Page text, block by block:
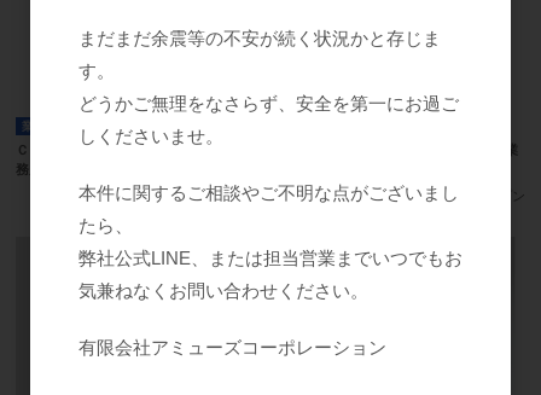
業務用
ＣＢＳ エステラボ キャビジェル（業
務用）
参考上代
オープン
参考上代
オープン
まだまだ余震等の不安が続く状況かと存じま
す。
どうかご無理をなさらず、安全を第一にお過ご
しくださいませ。
本件に関するご相談やご不明な点がございまし
たら、
弊社公式LINE、または担当営業までいつでもお
気兼ねなくお問い合わせください。
有限会社アミューズコーポレーション